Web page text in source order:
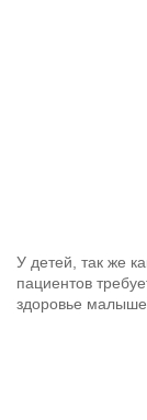
У детей, так же
пациентов
здоровье